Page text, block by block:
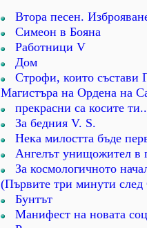
Втора песен.
Симеон в Бояна
Работници V
Дом
Строфи, които състави
Магистъра на Ордена на
прекрасни са косите
За бедния V. S.
Нека милостта бъде
Ангелът унищожител в
За космологичното
(Първите три минути след
Бунтът
Манифест на новата